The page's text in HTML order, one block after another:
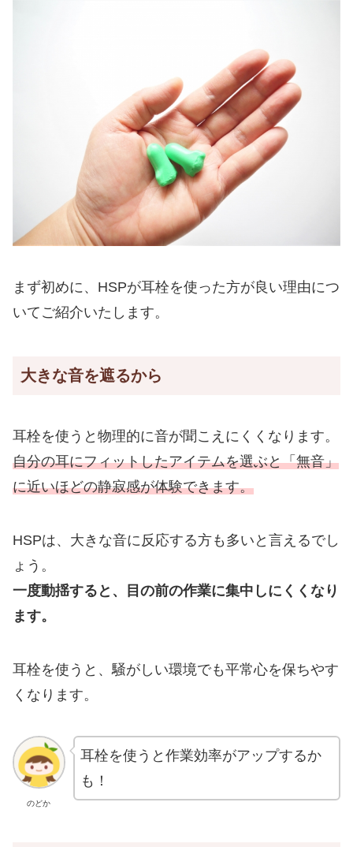
まず初めに、HSPが耳栓を使った方が良い理由につ
いてご紹介いたします。
大きな音を遮るから
耳栓を使うと物理的に音が聞こえにくくなります。
自分の耳にフィットしたアイテムを選ぶと「無音」
に近いほどの静寂感が体験できます。
HSPは、大きな音に反応する方も多いと言えるでし
ょう。
一度動揺すると、目の前の作業に集中しにくくなり
ます。
耳栓を使うと、騒がしい環境でも平常心を保ちやす
くなります。
のどか
耳栓を使うと作業効率がアップするか
も！